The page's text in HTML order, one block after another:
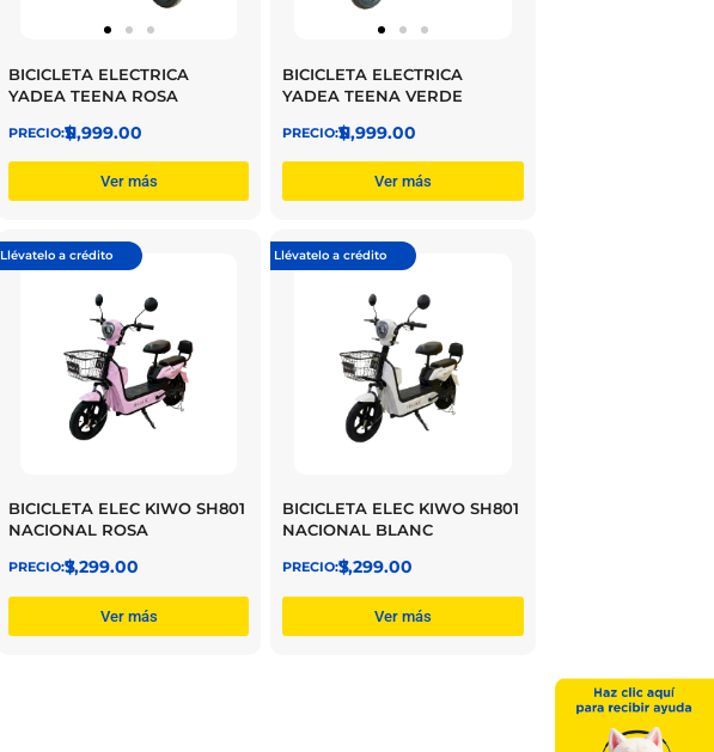
BICICLETA ELECTRICA
YADEA TEENA ROSA
$
11,999.00
Ver más
BICICLETA ELECTRICA
YADEA TEENA VERDE
$
11,999.00
Ver más
Llévatelo a crédito
BICICLETA ELEC KIWO SH801
NACIONAL ROSA
$
7,299.00
Ver más
Llévatelo a crédito
BICICLETA ELEC KIWO SH801
NACIONAL BLANC
$
7,299.00
Ver más